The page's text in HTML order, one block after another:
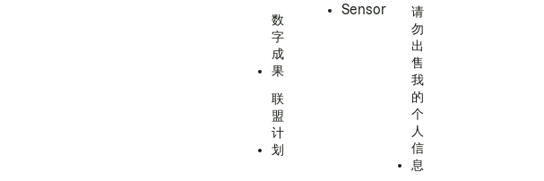
数
字
成
果
联
盟
计
划
Sensor
请
勿
出
售
我
的
个
人
信
息